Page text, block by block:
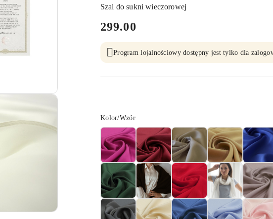
Szal do sukni wieczorowej
cena:
299.00
Program lojalnościowy dostępny jest tylko dla
Wariant
Kolor/Wzór